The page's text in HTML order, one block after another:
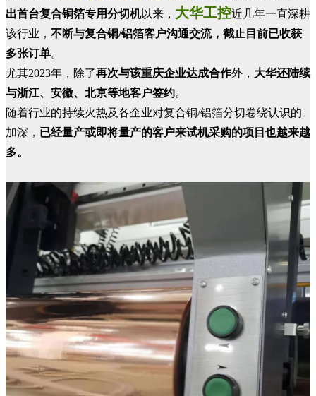
出首台复合铜箔专用分切机以来， 大华工控近几年一直深耕
该行业， 不断与复合铜/铝箔客户沟通交流，截止目前已收获
多张订单。
尤其2023年，除了再次与该重庆企业达成合作外， 大华还陆续
与浙江、安徽、北京等地客户签约。
随着行业的持续火热及各企业对复合铜/铝箔分切卷绕认识的
加深， 已经量产或即将量产的客户来试机采购的项目也越来越
多。